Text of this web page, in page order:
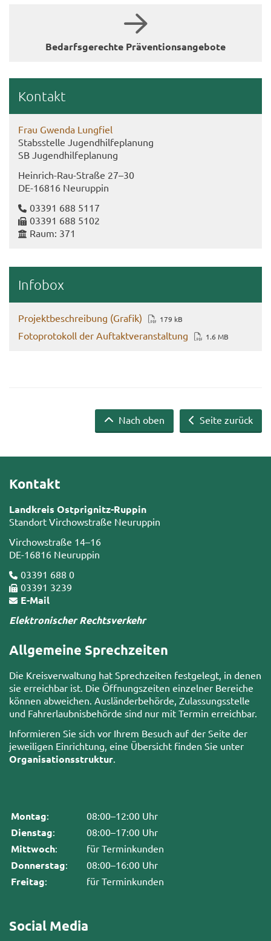
Be­darfs­ge­rech­te Prä­ven­ti­ons­an­ge­bo­te
Kon­takt
Frau Gwen­da Lung­fiel
Stabs­stel­le Ju­gend­hil­fe­pla­nung
SB Ju­gend­hil­fe­pla­nung
Heinrich-​​Rau-​Straße 27–30
DE-​16816 Neu­rup­pin
03391 688 5117
03391 688 5102
Raum: 371
In­fo­box
Pro­jekt­be­schrei­bung (Gra­fik) 179 kB
Fo­to­pro­to­koll der Auf­takt­ver­an­stal­tung 1.6 MB
Seite zurück
Nach oben
Kontakt
Landkreis Ostprignitz-Ruppin
Standort Virchowstraße Neuruppin
Virchowstraße 14–16
DE-16816 Neuruppin
03391 688 0
03391 3239
E-Mail
Elektronischer Rechtsverkehr
Allgemeine Sprechzeiten
Die Kreisverwaltung hat Sprechzeiten festgelegt, in denen
sie erreichbar ist. Die Öffnungszeiten einzelner Bereiche
können abweichen. Ausländerbehörde, Zulassungsstelle
und Fahrerlaubnisbehörde sind nur mit Termin erreichbar.
Informieren Sie sich vor Ihrem Besuch auf der Seite der
jeweiligen Einrichtung, eine Übersicht finden Sie unter
Organisationsstruktur
Montag: 08:00–12:00 Uhr
Dienstag: 08:00–17:00 Uhr
Mittwoch: für Terminkunden
Donnerstag: 08:00–16:00 Uhr
Freitag: für Terminkunden
Social Media